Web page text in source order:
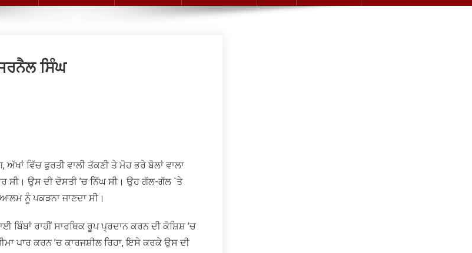
ਸਿੰਘ
ਵਿੱਚ ਫੁਰਤੀ ਵਾਲੀ ਤੱਕਣੀ ਤੇ ਮੋਹ ਭਰੇ ਬੋਲਾਂ ਵਾਲਾ
ਸੀ। ਉਸ ਦੀ ਦੋਸਤੀ ’ਚ ਨਿੱਘ ਸੀ। ਉਹ ਗੱਲ-ਗੱਲ `ਤੇ
ਨੂੰ ਪਕੜਨਾ ਜਾਣਦਾ ਸੀ।
ਰਾਹੀਂ ਸਾਰਥਿਕ ਰੂਪ ਪ੍ਰਦਾਨ ਕਰਨ ਦੀ ਕੋਸ਼ਿਸ਼ ’ਚ
ਪਾਰ ਕਰਨ ’ਚ ਕਾਰਜਸ਼ੀਲ ਰਿਹਾ, ਇਸੇ ਕਰਕੇ ਉਸ ਦੀ